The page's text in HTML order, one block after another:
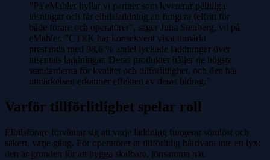
”På eMabler hyllar vi partner som levererar pålitliga
lösningar och får elbilsladdning att fungera felfritt för
både förare och operatörer”, säger Juha Stenberg, vd på
eMabler. ”CTEK har konsekvent visat utmärkt
prestanda med 98,6 % andel lyckade laddningar över
tusentals laddningar. Deras produkter håller de högsta
standarderna för kvalitet och tillförlitlighet, och den här
utmärkelsen erkänner effekten av deras bidrag.”
Varför tillförlitlighet spelar roll
Elbilsförare förväntar sig att varje laddning fungerar sömlöst och
säkert, varje gång. För operatörer är tillförlitlig hårdvara inte en lyx;
den är grunden för att bygga skalbara, lönsamma nät.